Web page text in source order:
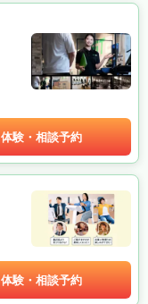
体験・相談予約
体験・相談予約